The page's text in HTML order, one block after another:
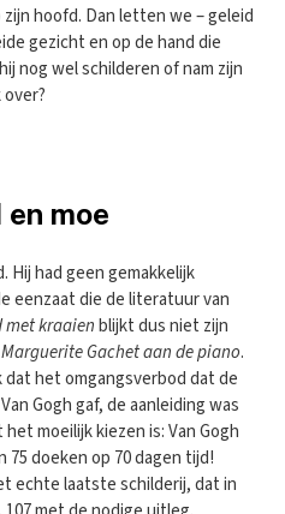
hoofd. Dan letten we – geleid
gezicht en op de hand die
nog wel schilderen of nam zijn
en moe
Hij had geen gemakkelijk
eenzaat die de literatuur van
met kraaienblijkt dus niet zijn
Marguerite Gachet aan de piano.
het omgangsverbod dat de
Gogh gaf, de aanleiding was
moeilijk kiezen is: Van Gogh
doeken op 70 dagen tijd!
echte laatste schilderij, dat in